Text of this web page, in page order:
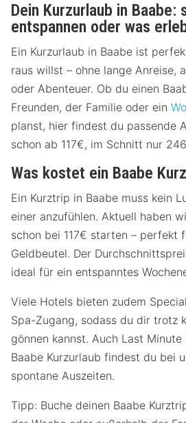
Dein Kurzurlaub in Baabe:
entspannen oder was
Ein Kurzurlaub in Baabe ist
raus willst – ohne lange Anreise,
oder Abenteuer. Ob du einen
Freunden, der Familie oder ein
planst, hier findest du passende
schon ab 117€, im Schnitt nur
Was kostet ein Baabe
Ein Kurztrip in Baabe muss kein
einer anzufühlen. Aktuell haben
schon bei 117€ starten – perfekt
Geldbeutel. Der
ideal für ein entspanntes
Viele Hotels bieten zudem
Spa-Zugang, sodass du dir trotz
gönnen kannst. Auch Last Minute
Baabe Kurzurlaub findest du bei
spontane Auszeiten.
Tipp: Buche deinen Baabe